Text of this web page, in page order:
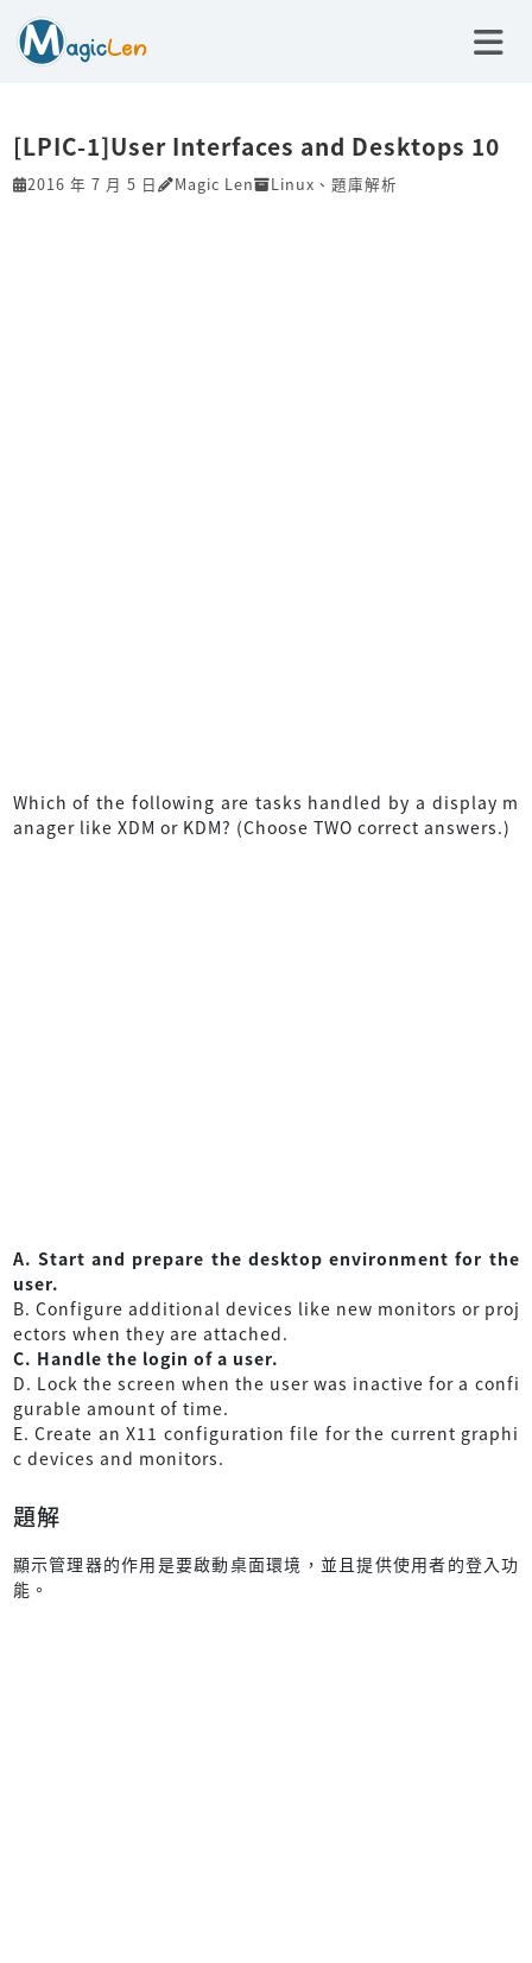
[LPIC-1]User Interfaces and Desktops 10
2016 年 7 月 5 日 Magic Len Linux 、 題庫解析
Which of the following are tasks handled by a display m
anager like XDM or KDM? (Choose TWO correct answers.)
A. Start and prepare the desktop environment for the
user.
B. Configure additional devices like new monitors or proj
ectors when they are attached.
C. Handle the login of a user.
D. Lock the screen when the user was inactive for a confi
gurable amount of time.
E. Create an X11 configuration file for the current graphi
c devices and monitors.
題解
顯示管理器的作用是要啟動桌面環境，並且提供使用者的登入功
能。